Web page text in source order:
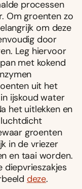
processen
Om groenten zo
om deze
door
Leg hiervoor
met kokend
uit het
ijskoud water
het uitlekken en
groenten
in de vriezer
en taai worden.
diepvrieszakjes
deze.